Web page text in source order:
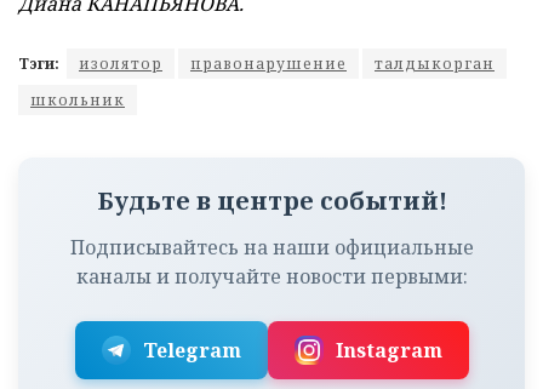
Тэги: изолятор правонарушение
талдыкорган
школьник
Будьте в центре событий!
Подписывайтесь на наши официальные
каналы и получайте новости первыми:
Telegram Instagram